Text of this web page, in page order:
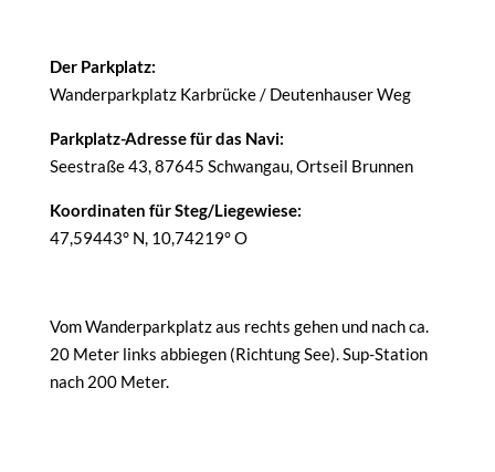
Der Parkplatz:
Wanderparkplatz Karbrücke / Deutenhauser Weg
Parkplatz-Adresse für das Navi:
Seestraße 43, 87645 Schwangau, Ortseil Brunnen
Koordinaten für Steg/Liegewiese:
47,59443° N, 10,74219° O
Vom Wanderparkplatz aus rechts gehen und nach ca.
20 Meter links abbiegen (Richtung See). Sup-Station
nach 200 Meter.